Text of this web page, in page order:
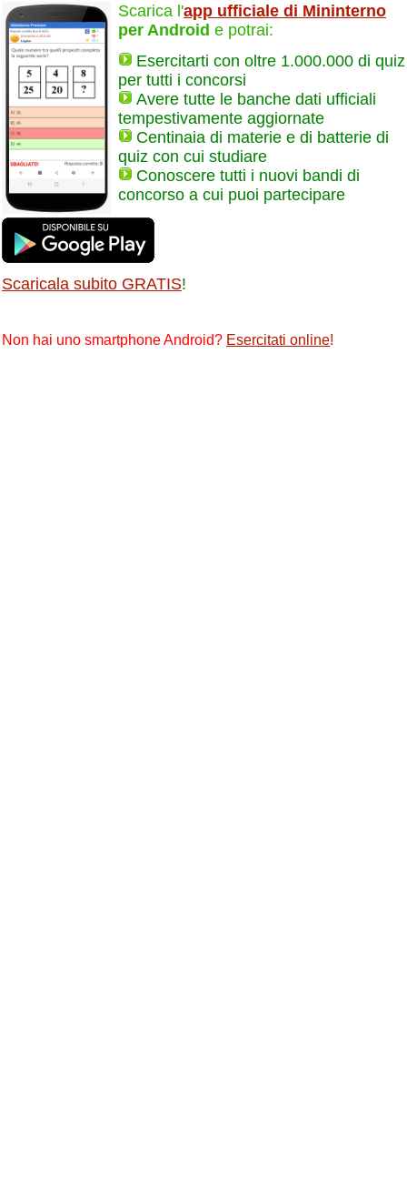
Scarica l'app ufficiale di Mininterno
per Android e potrai:
Esercitarti con oltre 1.000.000 di quiz
per tutti i concorsi
Avere tutte le banche dati ufficiali
tempestivamente aggiornate
Centinaia di materie e di batterie di
quiz con cui studiare
Conoscere tutti i nuovi bandi di
concorso a cui puoi partecipare
Scaricala subito GRATIS!
Non hai uno smartphone Android? Esercitati online!